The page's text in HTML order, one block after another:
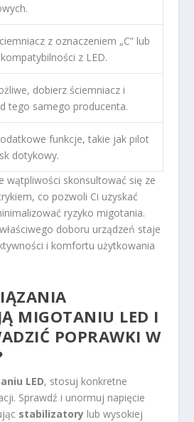
z oznaczeniem „C” lub
kompatybilności z LED.
dobierz ściemniacz i
tego samego producenta.
funkcje, takie jak pilot
dotykowy.
wątpliwości skonsultować się ze
co pozwoli Ci uzyskać
ryzyko migotania.
doboru urządzeń staje
i komfortu użytkowania
MIGOTANIU LED I
POPRAWKI W
LED, stosuj konkretne
Sprawdź i unormuj napięcie
stabilizatory lub wysokiej